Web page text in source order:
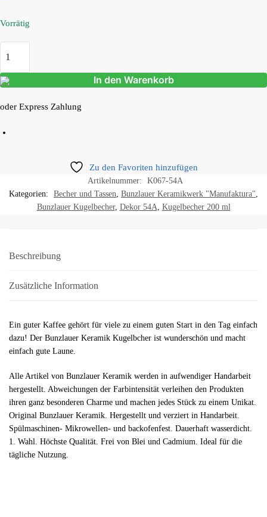
Vorrätig
In den Warenkorb
oder Express Zahlung
Zu den Favoriten hinzufügen
Artikelnummer:
K067-54A
Kategorien:
Becher und Tassen, Bunzlauer Keramikwerk "Manufaktura",
Bunzlauer Kugelbecher, Dekor 54A, Kugelbecher 200 ml
Beschreibung
Zusätzliche Information
Ein guter Kaffee gehört für viele zu einem guten Start in den Tag einfach
dazu! Der Bunzlauer Keramik Kugelbcher ist wunderschön und macht
einfach gute Laune.
Alle Artikel von Bunzlauer Keramik werden in aufwendiger Handarbeit
hergestellt. Abweichungen der Farbintensität verleihen den Produkten
ihren ganz besonderen Charme und machen jedes Stück zu einem Unikat.
Original Bunzlauer Keramik. Hergestellt und verziert in Handarbeit.
Spülmaschinen- Mikrowellen- und backofenfest. Dauerhaft wasserdicht.
1. Wahl. Höchste Qualität. Frei von Blei und Cadmium. Ideal für die
tägliche Nutzung.